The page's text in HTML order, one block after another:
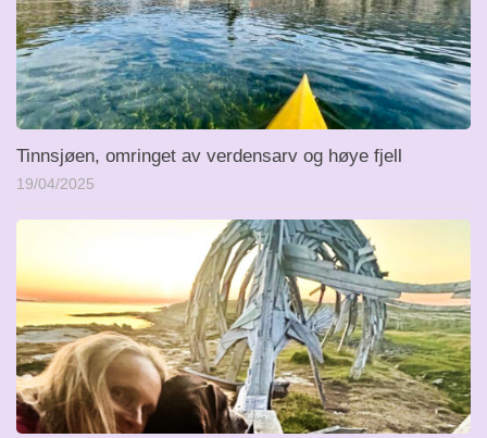
Tinnsjøen, omringet av verdensarv og høye fjell
19/04/2025